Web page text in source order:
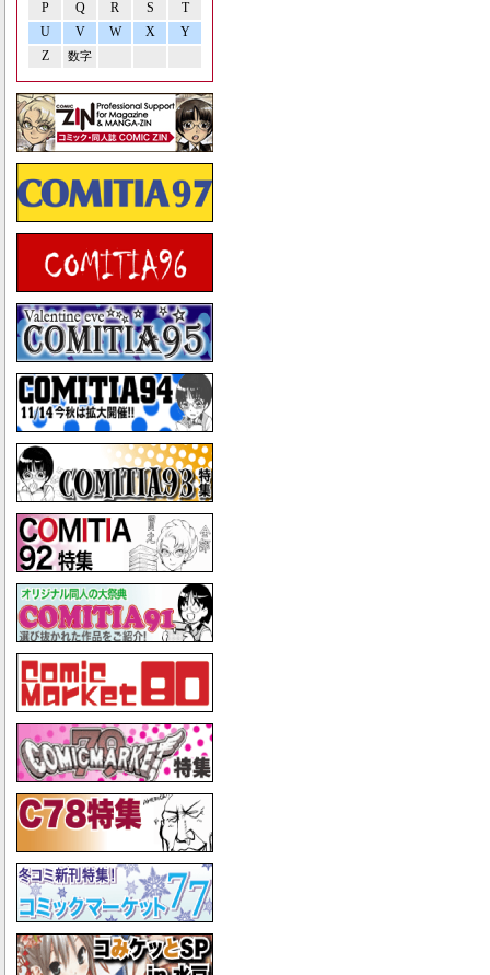
P Q R S
T
U
V W X
Y
Z
数字